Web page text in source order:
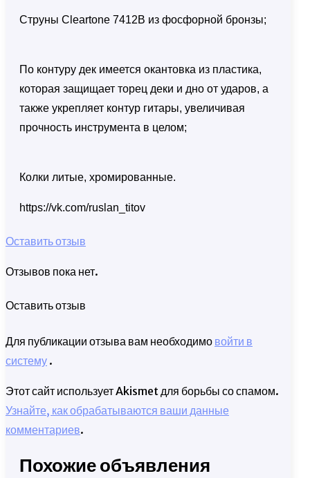
Струны Cleartone 7412В из фосфорной бронзы;
По контуру дек имеется окантовка из пластика,
которая защищает торец деки и дно от ударов, а
также укрепляет контур гитары, увеличивая
прочность инструмента в целом;
Колки литые, хромированные.
https://vk.com/ruslan_titov
Оставить отзыв
Отзывов пока нет.
Оставить отзыв
Для публикации отзыва вам необходимо войти в
систему .
Этот сайт использует Akismet для борьбы со спамом.
Узнайте, как обрабатываются ваши данные
комментариев.
Похожие объявления